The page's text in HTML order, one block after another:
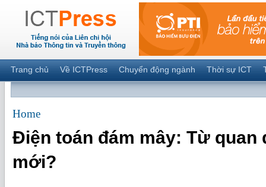
Trang chủ Về ICTPress Chuyển động ngành Thời sự ICT
Home
Điện toán đám mây: Từ quan
mới?